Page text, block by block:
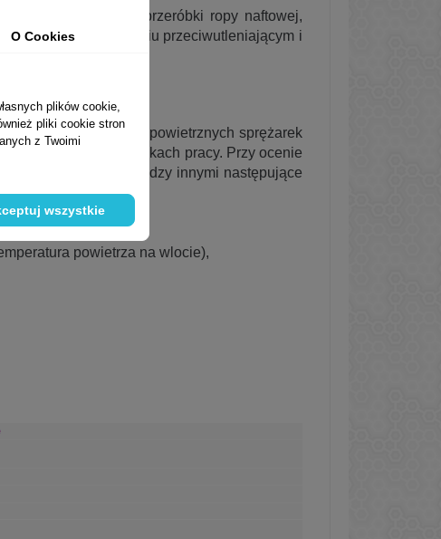
otrzymywane są z przeróbki ropy naftowej,
o działaniu przeciwutleniającym i
do smarowania powietrznych sprężarek
o lekkich warunkach pracy. Przy ocenie
wziąć pod uwagę między innymi następujące
powietrza na wlocie),
O Cookies
plików cookie,
pliki cookie stron
z Twoimi
wszystkie